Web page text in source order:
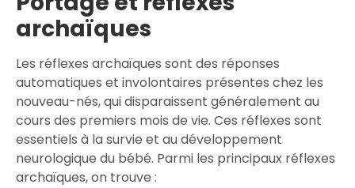
archaïques
Les réflexes archaïques sont des réponses
automatiques et involontaires présentes chez les
nouveau-nés, qui disparaissent généralement au
cours des premiers mois de vie. Ces réflexes sont
essentiels à la survie et au développement
neurologique du bébé. Parmi les principaux réflexes
archaïques, on trouve :